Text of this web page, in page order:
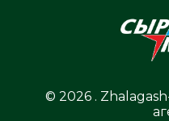
© 2026 . Zhalagash-